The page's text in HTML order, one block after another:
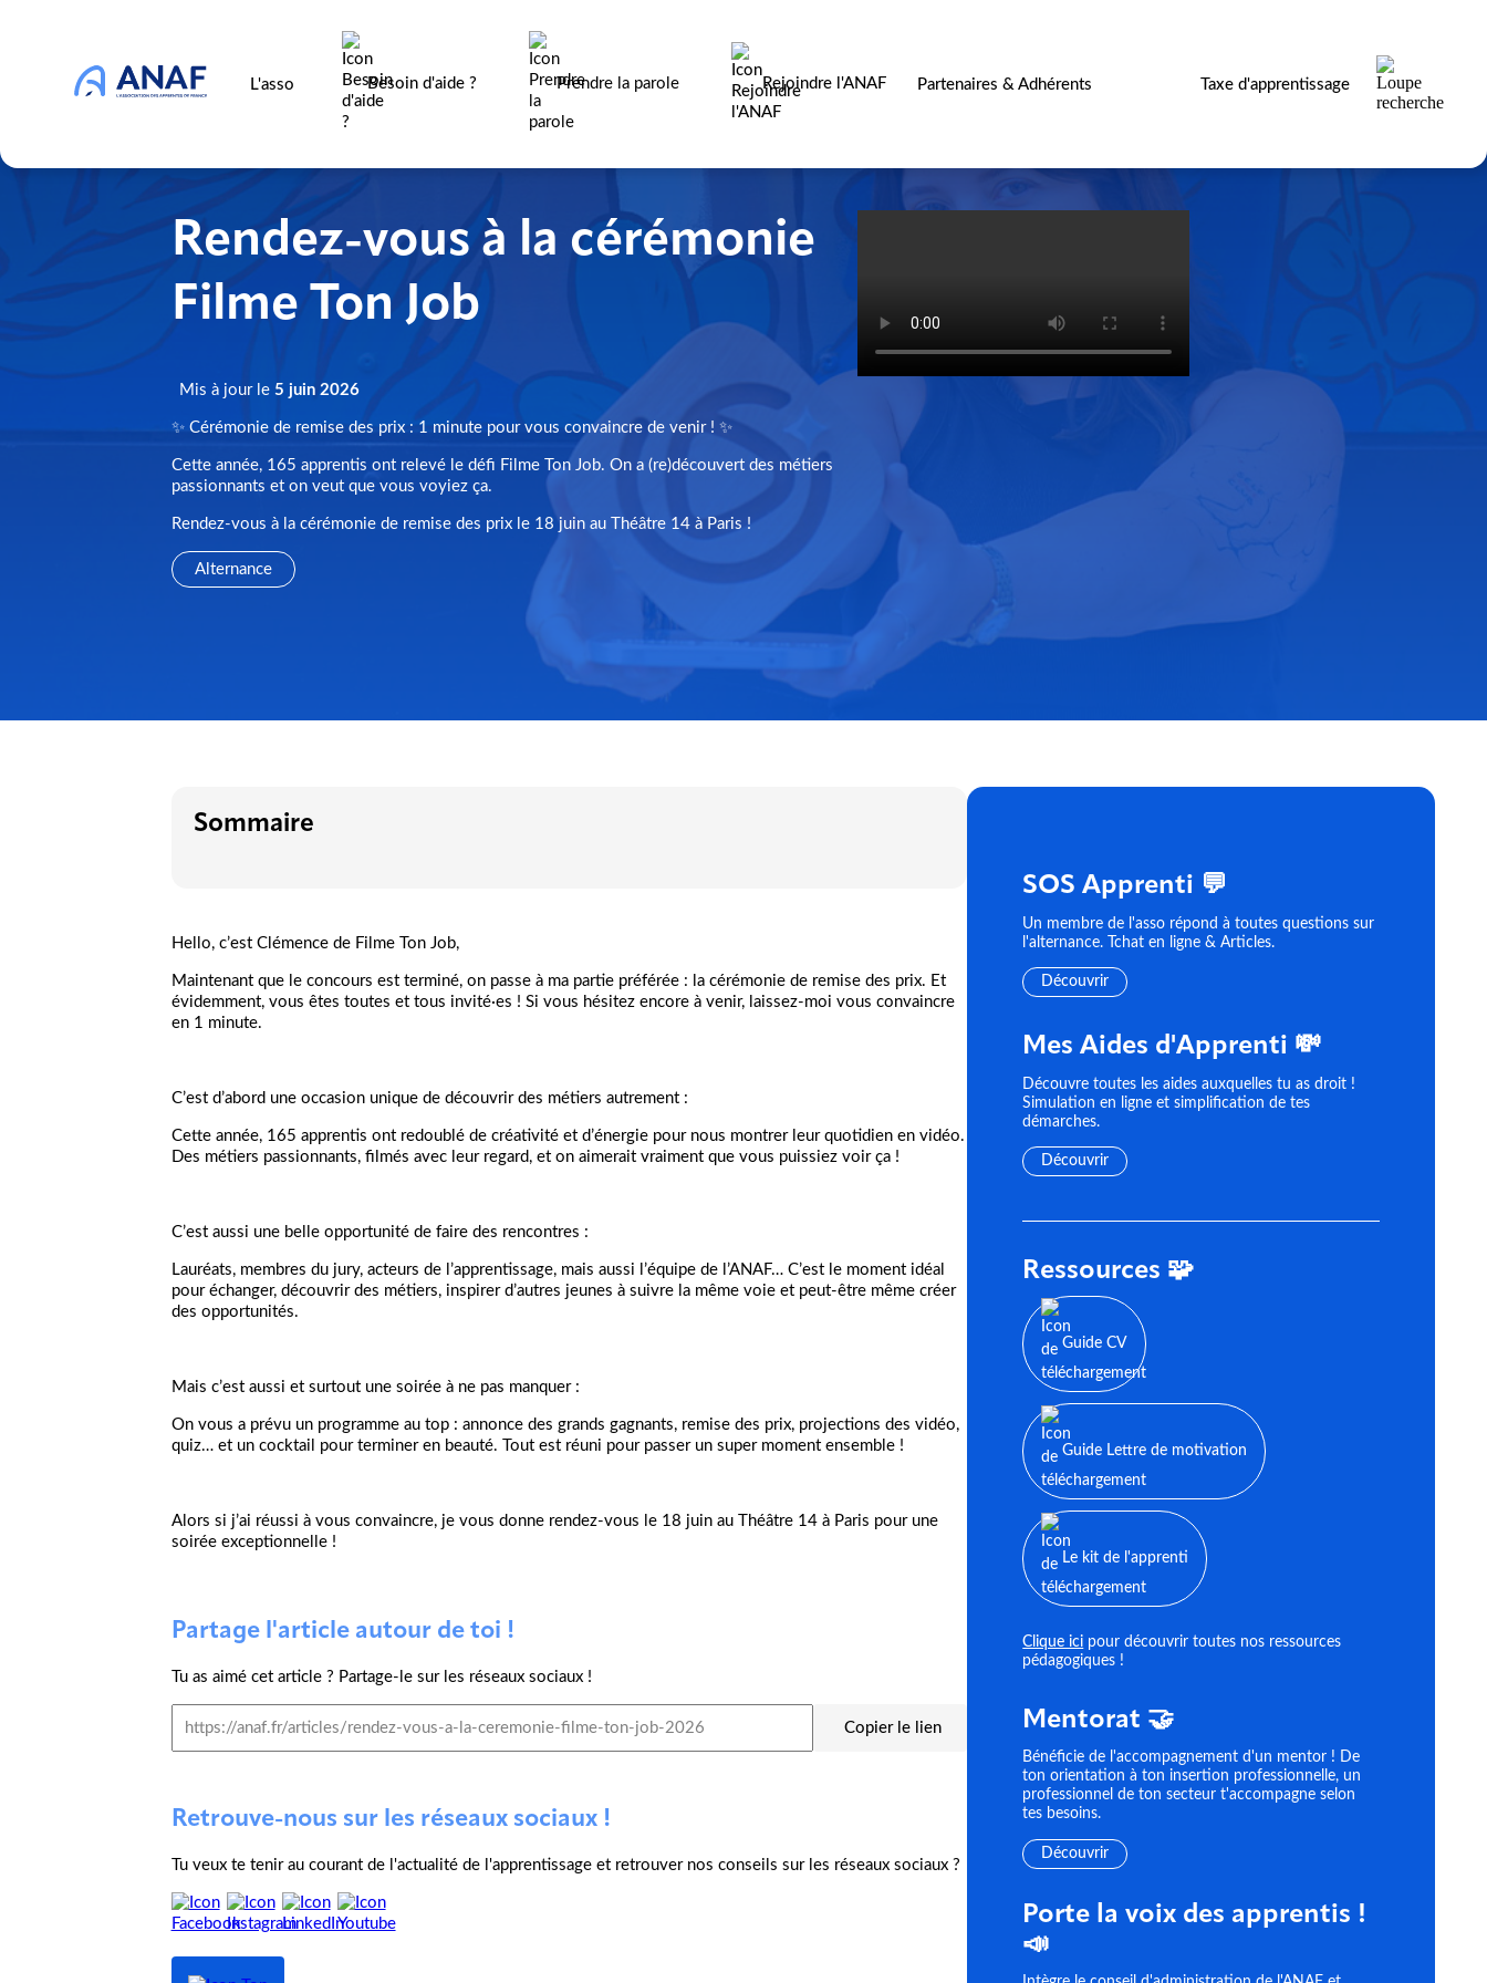
L'asso Besoin d'aide ? Prendre la parole Rejoindre l'ANAF Partenaires & Adhérents Taxe d'apprentissage
Rendez-vous à la cérémonie
Filme Ton Job
Mis à jour le 5 juin 2026
✨ Cérémonie de remise des prix : 1 minute pour vous convaincre de venir ! ✨
Cette année, 165 apprentis ont relevé le défi Filme Ton Job. On a (re)découvert des métiers
passionnants et on veut que vous voyiez ça.
Rendez-vous à la cérémonie de remise des prix le 18 juin au Théâtre 14 à Paris !
Alternance
Sommaire
Hello, c’est Clémence de Filme Ton Job,
Maintenant que le concours est terminé, on passe à ma partie préférée : la cérémonie de remise des prix. Et
évidemment, vous êtes toutes et tous invité·es ! Si vous hésitez encore à venir, laissez-moi vous convaincre
en 1 minute.
C’est d’abord une occasion unique de découvrir des métiers autrement :
Cette année, 165 apprentis ont redoublé de créativité et d’énergie pour nous montrer leur quotidien en vidéo.
Des métiers passionnants, filmés avec leur regard, et on aimerait vraiment que vous puissiez voir ça !
C’est aussi une belle opportunité de faire des rencontres :
Lauréats, membres du jury, acteurs de l’apprentissage, mais aussi l’équipe de l’ANAF… C’est le moment idéal
pour échanger, découvrir des métiers, inspirer d’autres jeunes à suivre la même voie et peut-être même créer
des opportunités.
Mais c’est aussi et surtout une soirée à ne pas manquer :
On vous a prévu un programme au top : annonce des grands gagnants, remise des prix, projections des vidéo,
quiz… et un cocktail pour terminer en beauté. Tout est réuni pour passer un super moment ensemble !
Alors si j’ai réussi à vous convaincre, je vous donne rendez-vous le 18 juin au Théâtre 14 à Paris pour une
soirée exceptionnelle !
Partage l'article autour de toi !
Tu as aimé cet article ? Partage-le sur les réseaux sociaux !
Copier le lien
Retrouve-nous sur les réseaux sociaux !
Tu veux te tenir au courant de l'actualité de l'apprentissage et retrouver nos conseils sur les réseaux sociaux ?
SOS Apprenti 💬
Un membre de l'asso répond à toutes questions sur
l'alternance. Tchat en ligne & Articles.
Découvrir
Mes Aides d'Apprenti 💸
Découvre toutes les aides auxquelles tu as droit !
Simulation en ligne et simplification de tes
démarches.
Découvrir
Ressources 🧩
Guide CV
Guide Lettre de motivation
Le kit de l'apprenti
Clique ici pour découvrir toutes nos ressources
pédagogiques !
Mentorat 🤝
Bénéficie de l'accompagnement d'un mentor ! De
ton orientation à ton insertion professionnelle, un
professionnel de ton secteur t'accompagne selon
tes besoins.
Découvrir
Porte la voix des apprentis !
📣